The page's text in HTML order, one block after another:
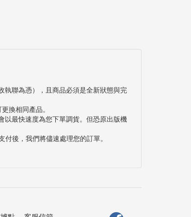
執聯為憑），且商品必須是全新狀態與完
換相同產品。
以最快速度為您下單調貨。但恐原出版機
後，我們將儘速處理您的訂單。